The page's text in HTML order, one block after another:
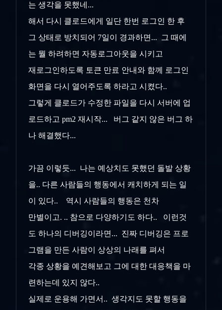
는 생각을 못했네...
해서 다시 클로드에게 일단 한번 로그인 한 후
그 상태로 방치되어 7일이 경과하면... 그 때에
는 뭘 하려하면 자동로그아웃을 시키고
재로그인하도록 토큰 만료 안내와 함께 로그인
화면을 다시 열어주도록 하라고 시켰다..
그렇게 클로드가 수정한 파일을 다시 서버에 업
로드하고 pm2 재시작... 버그 같지 않은 버그 하
나 해결했다...
가끔 이렇듯... 나는 예상치도 못했던 돌발 상황
을.. 다른 사람들의 행동에서 캐치하게 되는 일
이 있다.. 역시 사람들의 행동은 천차
만별이고. .. 참으로 다양하기도 하다.. 이런것
도 하나의 디버깅이라면... 진짜 디버깅은 프로
그램을 만든 사람이 상상의 나래를 펴서
각종 상황을 예견해보고 그에 대한 대응책을 마
련하는데 있지 않다..
실제로 운용해 가면서.. 생각지도 못할 행동을